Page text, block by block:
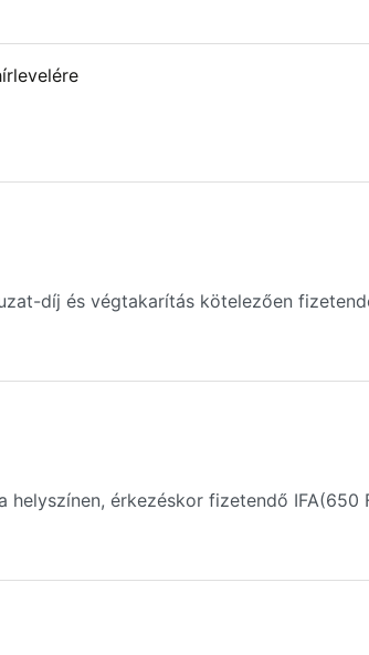
díj és végtakarítás kötelezően
helyszínen, érkezéskor fizetendő